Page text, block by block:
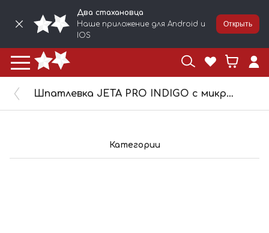
Два стахановца
Наше приложение для Android и
IOS
Открыть
Шпатлевка JETA PRO INDIGO с микростекловолокном 1,8кг 55410/1,8
Категории